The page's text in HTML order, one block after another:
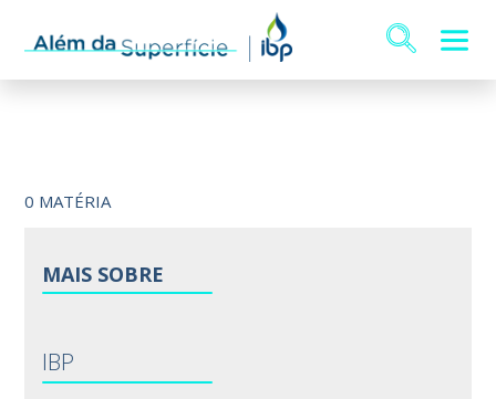
0 MATÉRIA
MAIS SOBRE
IBP